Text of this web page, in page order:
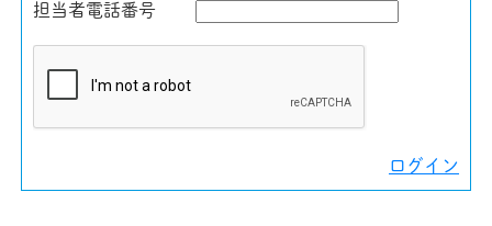
担当者電話番号
ログイン